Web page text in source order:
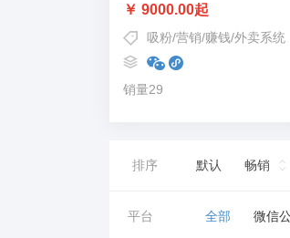
￥ 9000.00起
吸粉/营销/赚钱/外卖系统
销量29
排序 默认 畅销
平台 全部 微信